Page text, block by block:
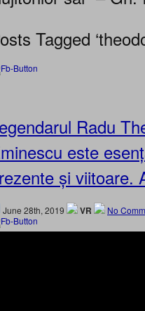
Tagged
Radu
este
și viitoare.
June 28th, 2019 VR No